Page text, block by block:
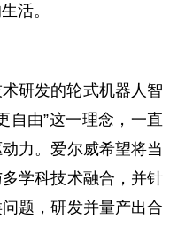
活。
研发的轮式机器人智
自由”这一理念，一直
力。爱尔威希望将当
学科技术融合，并针
题，研发并量产出合